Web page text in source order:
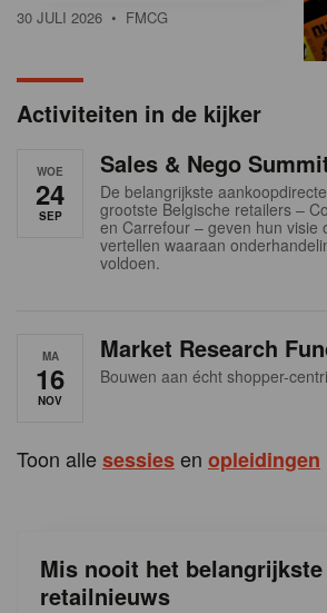
n
30 JULI 2026 • FMCG
Activiteiten in de kijker
WOE
24
SEP
Sales & Nego
De belangrijkste
grootste Belgische retailers –
en Carrefour – geven hun visie
vertellen waaraan
voldoen.
MA
16
NOV
Market Research
Bouwen aan écht shopper-
Toon allesessiesen opleidingen
Mis nooit het belangrijkste
retailnieuws